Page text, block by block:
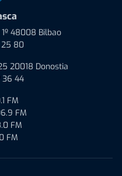
48008 Bilbao
25 80
20018 Donostia
36 44
FM
FM
FM
FM